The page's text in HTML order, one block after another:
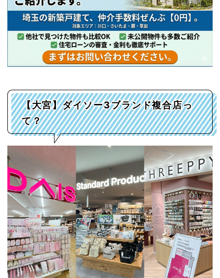
【大宮】ダイソー3ブランド複合店っ
て？